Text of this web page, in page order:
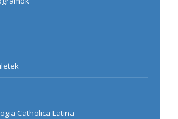
Catholica Latina